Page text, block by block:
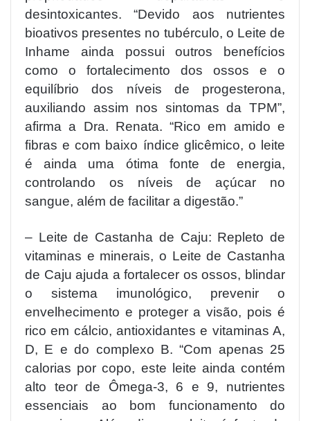
desintoxicantes. “Devido aos nutrientes
bioativos presentes no tubérculo, o Leite de
Inhame ainda possui outros benefícios
como o fortalecimento dos ossos e o
equilíbrio dos níveis de progesterona,
auxiliando assim nos sintomas da TPM”,
afirma a Dra. Renata. “Rico em amido e
fibras e com baixo índice glicêmico, o leite
é ainda uma ótima fonte de energia,
controlando os níveis de açúcar no
sangue, além de facilitar a digestão.”
– Leite de Castanha de Caju: Repleto de
vitaminas e minerais, o Leite de Castanha
de Caju ajuda a fortalecer os ossos, blindar
o sistema imunológico, prevenir o
envelhecimento e proteger a visão, pois é
rico em cálcio, antioxidantes e vitaminas A,
D, E e do complexo B. “Com apenas 25
calorias por copo, este leite ainda contém
alto teor de Ômega-3, 6 e 9, nutrientes
essenciais ao bom funcionamento do